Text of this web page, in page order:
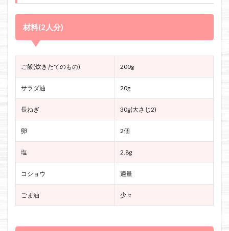
材料(2人分)
ご飯(炊きたてのもの) 200g
サラダ油 20g
長ねぎ 30g(大さじ2)
卵 2個
塩 2.8g
コショウ 適量
ごま油 少々